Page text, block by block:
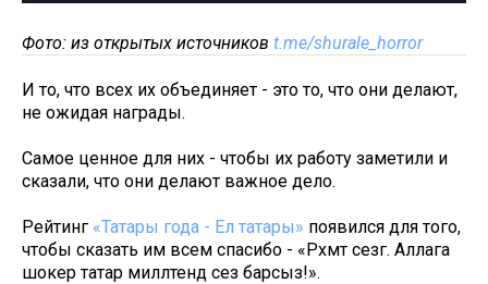
Фото: из открытых источников t.me/shurale_horror
И то, что всех их объединяет - это то, что они делают,
не ожидая награды.
Самое ценное для них - чтобы их работу заметили и
сказали, что они делают важное дело.
Рейтинг «Татары года - Ел татары» появился для того,
чтобы сказать им всем спасибо - «Рәхмәт сезгә. Аллага
шокер татар милләтендә сез барсыз!».